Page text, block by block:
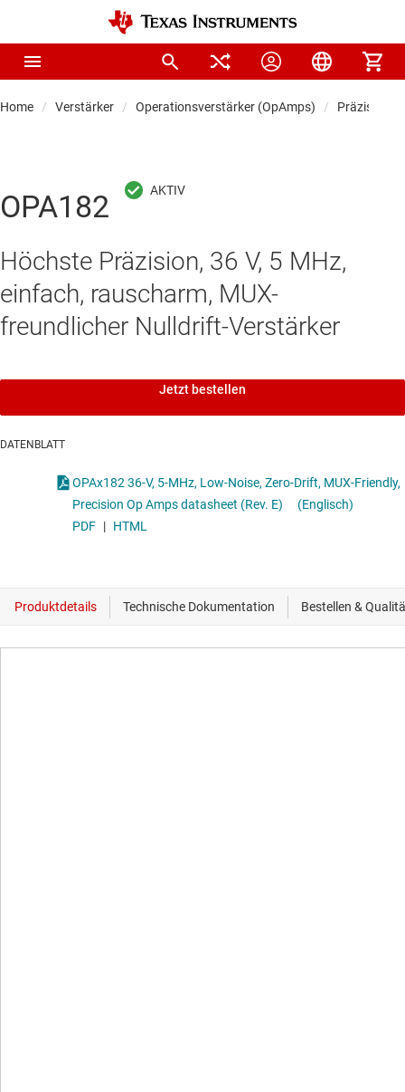
Home Verstärker Operationsverstärker (OpAmps)
OPA182
Höchste Präzision, 36 V, 5 MHz,
einfach, rauscharm, MUX-
freundlicher Nulldrift-Verstärker
Jetzt bestellen
DATENBLATT
OPAx182 36-V, 5-MHz, Low-Noise, Zero-Drift, MUX-Friendly,
Precision Op Amps datasheet (Rev. E)
(Englisch)
PDF | HTML